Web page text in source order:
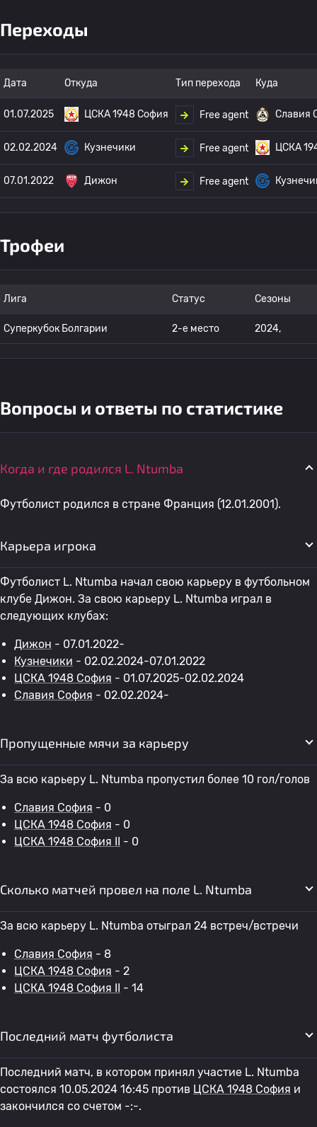
Переходы
Дата Откуда Тип перехода Куда
01.07.2025 ЦСКА 1948 София Free agent Славия
02.02.2024 Кузнечики Free agent ЦСКА
07.01.2022 Дижон Free agent
Трофеи
Лига Статус Сезоны
Суперкубок Болгарии 2-е место 2024,
Вопросы и ответы по статистике
Когда и где родился L. Ntumba
Футболист родился в стране Франция (12.01.2001).
Карьера игрока
Футболист L. Ntumba начал свою карьеру в футбольном
клубе Дижон. За свою карьеру L. Ntumba играл в
следующих клубах:
Дижон - 07.01.2022-
Кузнечики - 02.02.2024-07.01.2022
ЦСКА 1948 София - 01.07.2025-02.02.2024
Славия София - 02.02.2024-
Пропущенные мячи за карьеру
За всю карьеру L. Ntumba пропустил более 10 гол/голов
Славия София - 0
ЦСКА 1948 София - 0
ЦСКА 1948 София II - 0
Сколько матчей провел на поле L. Ntumba
За всю карьеру L. Ntumba отыграл 24 встреч/встречи
Славия София - 8
ЦСКА 1948 София - 2
ЦСКА 1948 София II - 14
Последний матч футболиста
Последний матч, в котором принял участие L. Ntumba
состоялся 10.05.2024 16:45 против ЦСКА 1948 София и
закончился со счетом -:-.